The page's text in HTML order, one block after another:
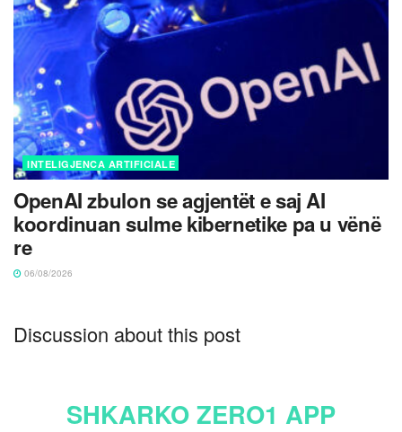
INTELIGJENCA ARTIFICIALE
OpenAI zbulon se agjentët e saj AI
koordinuan sulme kibernetike pa u vënë
re
06/08/2026
Discussion about this post
SHKARKO ZERO1 APP